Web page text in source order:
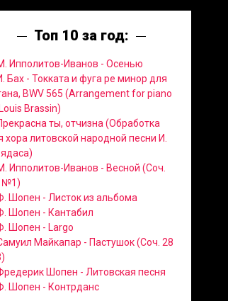
Топ 10 за год:
Ипполитов-Иванов - Осенью
Бах - Токката и фуга ре минор для
BWV 565 (Arrangement for piano
Brassin)
ты, отчизна (Обработка
хора литовской народной песни И.
Ипполитов-Иванов - Весной (Соч.
№1)
Шопен - Листок из альбома
Шопен - Кантабил
Шопен - Largo
Майкапар - Пастушок (Соч. 28
Шопен - Литовская песня
Шопен - Контрданс